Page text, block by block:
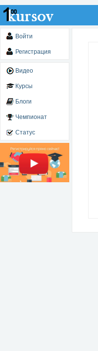
Войти
Регистрация
Видео
Курсы
Блоги
Чемпионат
Статус